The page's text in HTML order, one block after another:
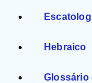
Hebraico
Glossário